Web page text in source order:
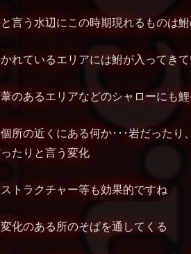
言う水辺にこの時期現れるものは
れているエリアには鮒が入ってき
のあるエリアなどのシャローにも
所の近くにある何か･･･岩だった
たりと言う変化
トラクチャー等も効果的ですね
化のある所のそばを通してくる